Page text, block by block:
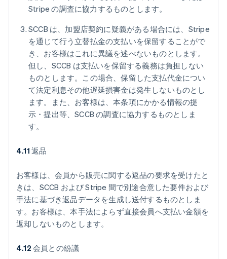
Stripe の調査に協力するものとします。
SCCB は、加盟店契約に疑義がある場合には、Stripe
を通じて行う立替払金の支払いを保留することがで
き、お客様はこれに異議を述べないものとします。
但し、SCCB は支払いを保留する義務は負担しない
ものとします。この場合、保留した支払代金につい
て法定利息その他遅延損害金は発生しないものとし
ます。また、お客様は、本条項にかかる情報の提
示・提出等、SCCB の調査に協力するものとしま
す。
4.11 返品
お客様は、会員から販売に関する返品の要求を受けたと
きは、SCCB および Stripe 間で別途合意した要件および
手法に基づき返品データを生成し送付するものとしま
す。お客様は、本手法によらず直接会員へ支払い金額を
返却しないものとします。
4.12 会員との紛議